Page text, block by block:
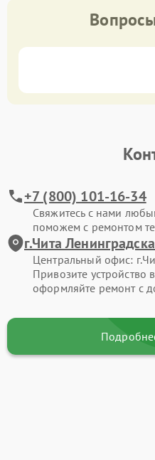
+7 (800) 101-16-34
Свяжитесь с нами
поможем с ремонтом
г.Чита
Центральный офис:
Привозите устройство
оформляйте ремонт с